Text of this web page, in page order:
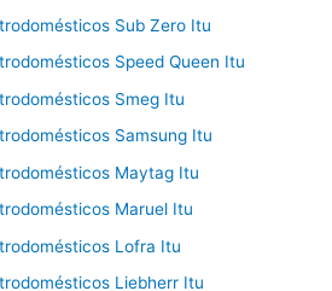
Sub Zero Itu
Speed Queen Itu
Smeg Itu
Samsung Itu
Maytag Itu
Maruel Itu
Lofra Itu
Liebherr Itu